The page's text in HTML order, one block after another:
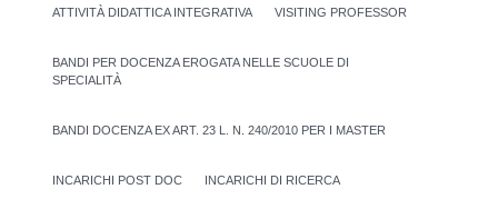
ATTIVITÀ DIDATTICA INTEGRATIVA VISITING PROFESSOR
BANDI PER DOCENZA EROGATA NELLE SCUOLE DI
SPECIALITÀ
BANDI DOCENZA EX ART. 23 L. N. 240/2010 PER I MASTER
INCARICHI POST DOC INCARICHI DI RICERCA